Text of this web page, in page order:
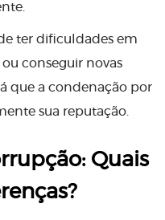
ter dificuldades em
conseguir novas
que a condenação por
sua reputação.
Quais